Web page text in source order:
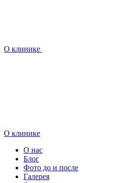
О клинике
О клинике
О нас
Блог
Фото до и после
Галерея